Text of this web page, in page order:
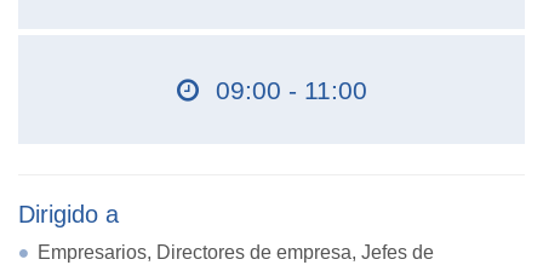
09:00 - 11:00
Dirigido a
Empresarios, Directores de empresa, Jefes de